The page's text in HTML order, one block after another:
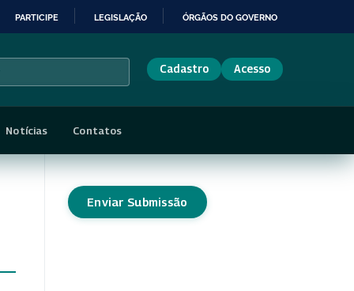
PARTICIPE LEGISLAÇÃO ÓRGÃOS DO GOVERNO
Cadastro Acesso
Notícias Contatos
Enviar Submissão